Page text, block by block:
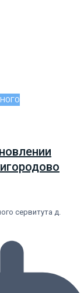
сервитута д.